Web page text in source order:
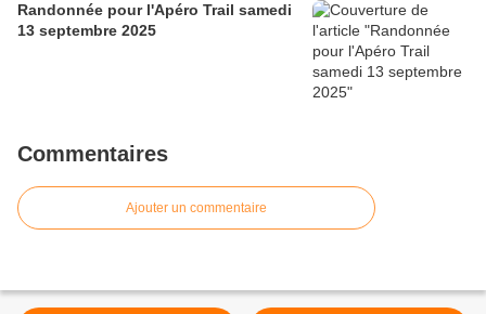
Randonnée pour l'Apéro Trail samedi
13 septembre 2025
Commentaires
Ajouter un commentaire